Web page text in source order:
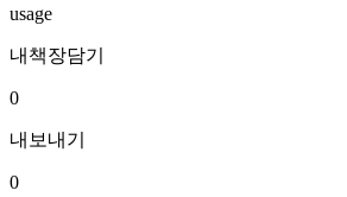
usage
내책장담기
0
내보내기
0